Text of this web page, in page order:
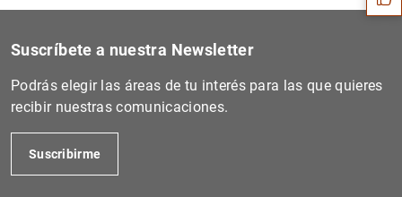
Suscríbete a nuestra Newsletter
Podrás elegir las áreas de tu interés para las que quieres
recibir nuestras comunicaciones.
Suscribirme